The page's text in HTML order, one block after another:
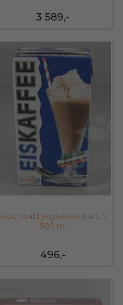
3 589,-
36577
496,-
Hochwald jegeskávé ital 1, 5
500 ml